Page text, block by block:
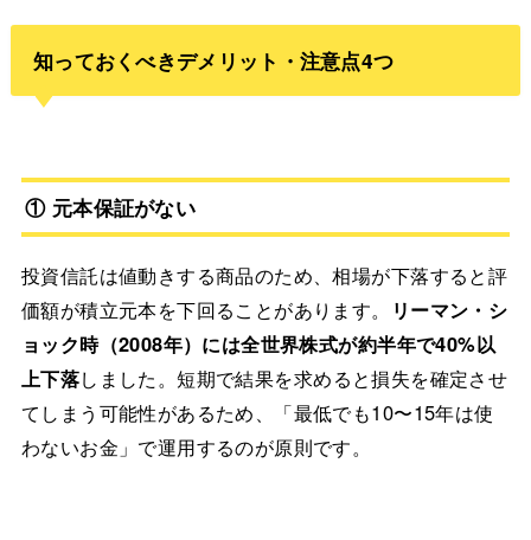
知っておくべきデメリット・注意点4つ
① 元本保証がない
投資信託は値動きする商品のため、相場が下落すると評
価額が積立元本を下回ることがあります。
リーマン・シ
ョック時（2008年）には全世界株式が約半年で40%以
上下落しました。短期で結果を求めると損失を確定させ
てしまう可能性があるため、「最低でも10〜15年は使
わないお金」で運用するのが原則です。